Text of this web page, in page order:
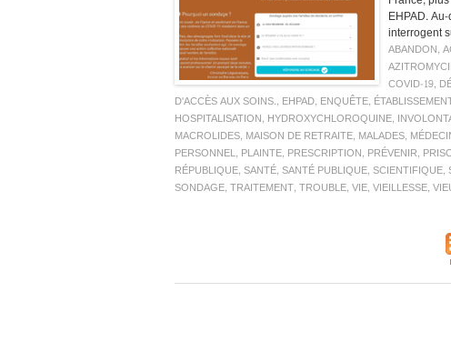
EHPAD.
interrogent
ABANDON,
COVID-19,
D'ACCÈS AUX SOINS., EHPAD, ENQUÊTE,
HOSPITALISATION, HYDROXYCHLOROQUINE,
MACROLIDES, MAISON DE RETRAITE, MALADES,
PERSONNEL, PLAINTE, PRESCRIPTION, PRÉVENIR,
RÉPUBLIQUE, SANTÉ, SANTÉ PUBLIQUE, SCIENTIFIQUE,
SONDAGE, TRAITEMENT, TROUBLE, VIE, VIEILLESSE,